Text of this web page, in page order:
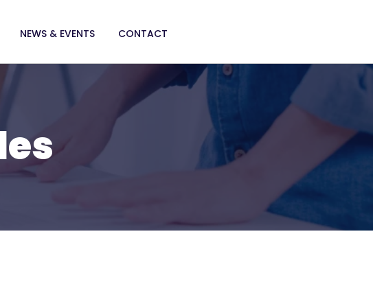
NEWS & EVENTS CONTACT